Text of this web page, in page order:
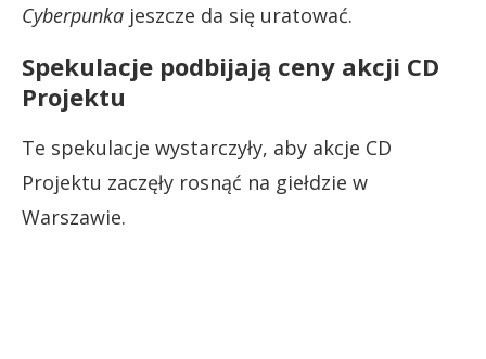
Cyberpunka jeszcze da się uratować.
Spekulacje podbijają ceny akcji CD
Projektu
Te spekulacje wystarczyły, aby akcje CD
Projektu zaczęły rosnąć na giełdzie w
Warszawie.